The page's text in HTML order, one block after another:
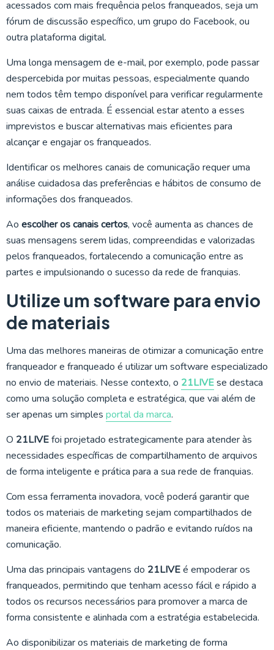
acessados com mais frequência pelos franqueados, seja um
fórum de discussão específico, um grupo do Facebook, ou
outra plataforma digital.
Uma longa mensagem de e-mail, por exemplo, pode passar
despercebida por muitas pessoas, especialmente quando
nem todos têm tempo disponível para verificar regularmente
suas caixas de entrada. É essencial estar atento a esses
imprevistos e buscar alternativas mais eficientes para
alcançar e engajar os franqueados.
Identificar os melhores canais de comunicação requer uma
análise cuidadosa das preferências e hábitos de consumo de
informações dos franqueados.
Ao escolher os canais certos, você aumenta as chances de
suas mensagens serem lidas, compreendidas e valorizadas
pelos franqueados, fortalecendo a comunicação entre as
partes e impulsionando o sucesso da rede de franquias.
Utilize um software para envio
de materiais
Uma das melhores maneiras de otimizar a comunicação entre
franqueador e franqueado é utilizar um software especializado
no envio de materiais. Nesse contexto, o 21LIVEse destaca
como uma solução completa e estratégica, que vai além de
ser apenas um simples portal da marca.
O 21LIVEfoi projetado estrategicamente para atender às
necessidades específicas de compartilhamento de arquivos
de forma inteligente e prática para a sua rede de franquias.
Com essa ferramenta inovadora, você poderá garantir que
todos os materiais de marketing sejam compartilhados de
maneira eficiente, mantendo o padrão e evitando ruídos na
comunicação.
Uma das principais vantagens do 21LIVEé empoderar os
franqueados, permitindo que tenham acesso fácil e rápido a
todos os recursos necessários para promover a marca de
forma consistente e alinhada com a estratégia estabelecida.
Ao disponibilizar os materiais de marketing de forma